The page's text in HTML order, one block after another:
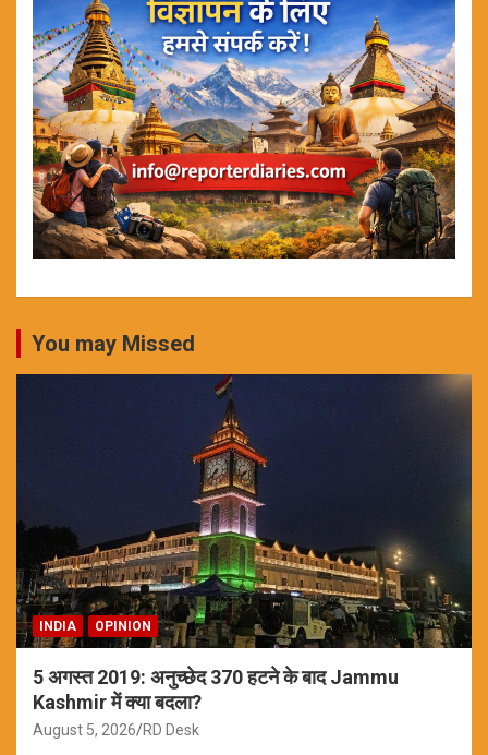
You may Missed
INDIA OPINION
5 अगस्त 2019: अनुच्छेद 370 हटने के बाद Jammu
Kashmir में क्या बदला?
August 5, 2026 RD Desk